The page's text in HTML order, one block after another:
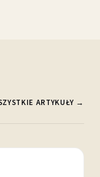
ARTYKUŁY →